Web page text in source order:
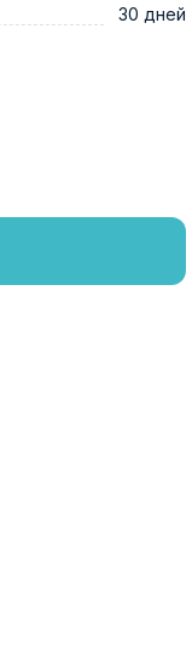
30 дней